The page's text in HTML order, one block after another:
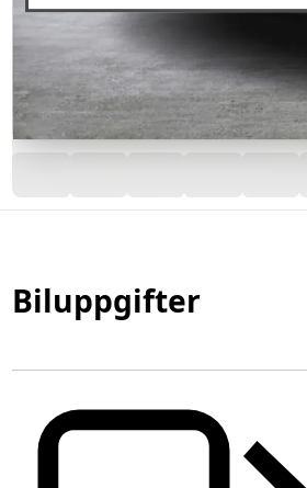
Biluppgifter